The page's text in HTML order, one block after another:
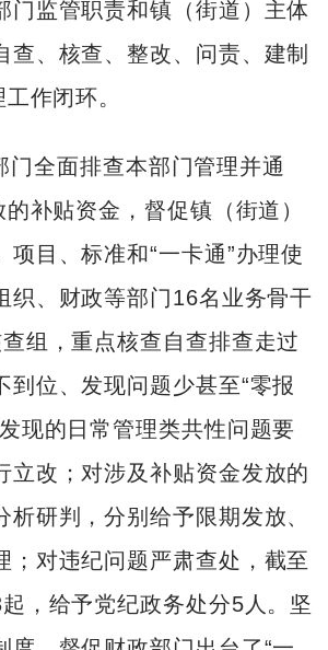
门监管职责和镇（街道）主体
查、核查、整改、问责、建制
作闭环。
门全面排查本部门管理并通
的补贴资金，督促镇（街道）
项目、标准和“一卡通”办理使
织、财政等部门16名业务骨干
组，重点核查自查排查走过
到位、发现问题少甚至“零报
现的日常管理类共性问题要
立改；对涉及补贴资金发放的
析研判，分别给予限期发放、
；对违纪问题严肃查处，截至
，给予党纪政务处分5人。坚